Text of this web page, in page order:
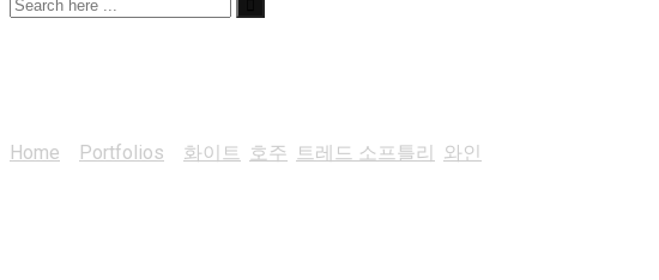
Home Portfolios 화이트 호주 트레드 소프틀리 와인